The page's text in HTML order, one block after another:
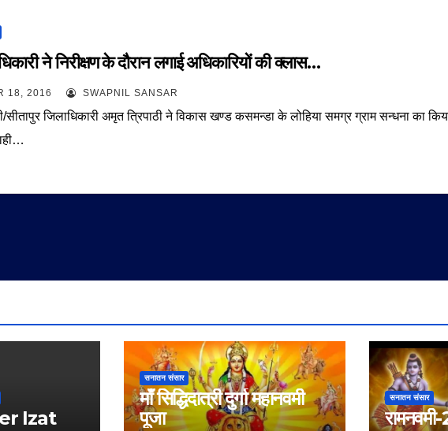
ने निरीक्षण के दौरान लगाई अधिकारियों की क्लास…
18, 2016 SWAPNIL SANSAR
सीतापुर जिलाधिकारी अमृत त्रिपाठी ने विकास खण्ड कसमन्डा के लोहिया समग्र ग्राम सन्धना का
Izat
सनातन संसार
माँ सिद्धिदात्री दुर्गा महानवमी
पूजा
सनातन संसार